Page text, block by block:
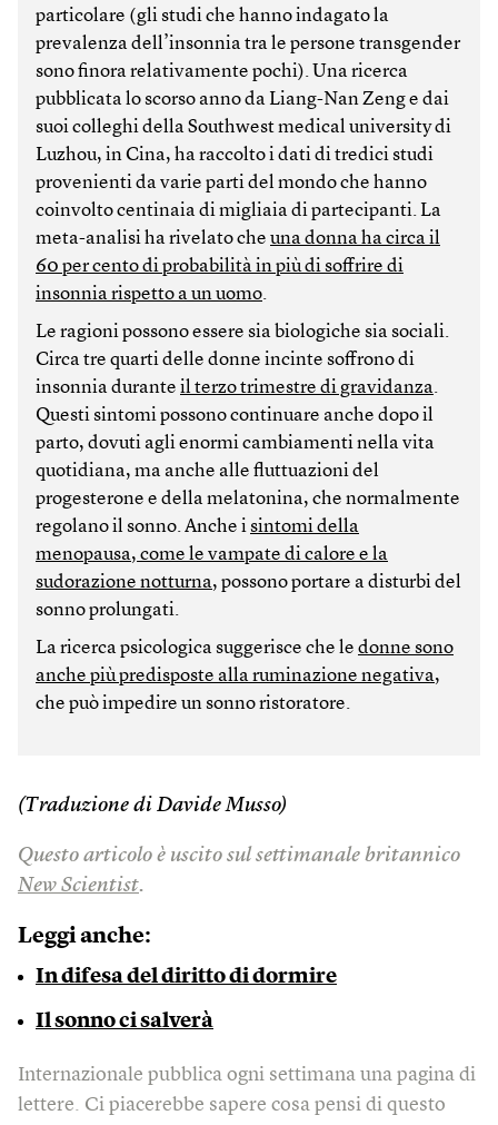
particolare (gli studi che hanno indagato la
prevalenza dell’insonnia tra le persone transgender
sono finora relativamente pochi). Una ricerca
pubblicata lo scorso anno da Liang-Nan Zeng e dai
suoi colleghi della Southwest medical university di
Luzhou, in Cina, ha raccolto i dati di tredici studi
provenienti da varie parti del mondo che hanno
coinvolto centinaia di migliaia di partecipanti. La
meta-analisi ha rivelato che una donna ha circa il
60 per cento di probabilità in più di soffrire di
insonnia rispetto a un uomo.
Le ragioni possono essere sia biologiche sia sociali.
Circa tre quarti delle donne incinte soffrono di
insonnia durante il terzo trimestre di gravidanza.
Questi sintomi possono continuare anche dopo il
parto, dovuti agli enormi cambiamenti nella vita
quotidiana, ma anche alle fluttuazioni del
progesterone e della melatonina, che normalmente
regolano il sonno. Anche isintomi della
menopausa, come le vampate di calore e la
sudorazione notturna, possono portare a disturbi del
sonno prolungati.
La ricerca psicologica suggerisce che le donne sono
anche più predisposte alla ruminazione negativa,
che può impedire un sonno ristoratore.
(Traduzione di Davide Musso)
Questo articolo è uscito sul settimanale britannico
New Scientist.
Leggi anche:
In difesa del diritto di dormire
Il sonno ci salverà
Internazionale pubblica ogni settimana una pagina di
lettere. Ci piacerebbe sapere cosa pensi di questo